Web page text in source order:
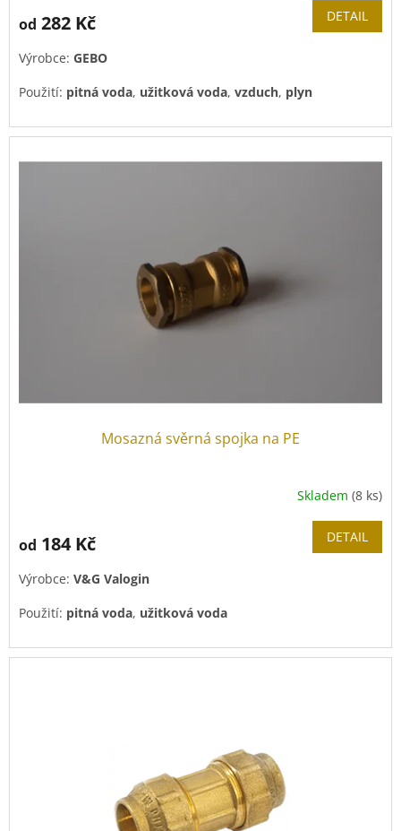
od 282 Kč DETAIL
Výrobce: GEBO
Použití: pitná voda, užitková voda, vzduch, plyn
Mosazná svěrná spojka na PE
Skladem (8 ks)
od 184 Kč DETAIL
Výrobce: V&G Valogin
Použití: pitná voda, užitková voda